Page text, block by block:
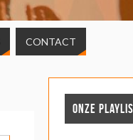
CONTACT
ONZE